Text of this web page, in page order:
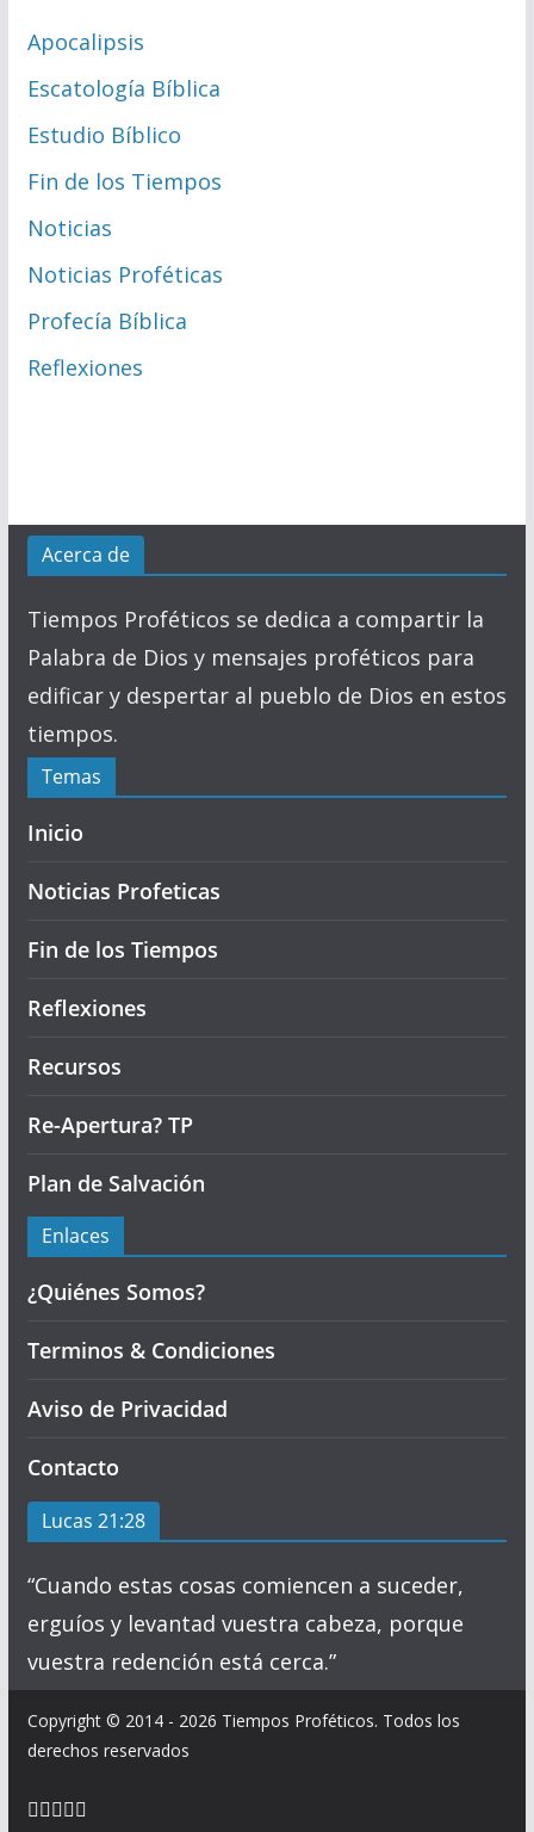
Apocalipsis
Escatología Bíblica
Estudio Bíblico
Fin de los Tiempos
Noticias
Noticias Proféticas
Profecía Bíblica
Reflexiones
Acerca de
Tiempos Proféticos se dedica a compartir la
Palabra de Dios y mensajes proféticos para
edificar y despertar al pueblo de Dios en estos
tiempos.
Temas
Inicio
Noticias Profeticas
Fin de los Tiempos
Reflexiones
Recursos
Re-Apertura? TP
Plan de Salvación
Enlaces
¿Quiénes Somos?
Terminos & Condiciones
Aviso de Privacidad
Contacto
Lucas 21:28
“Cuando estas cosas comiencen a suceder,
erguíos y levantad vuestra cabeza, porque
vuestra redención está cerca.”
Copyright © 2014 - 2026 Tiempos Proféticos. Todos los
derechos reservados